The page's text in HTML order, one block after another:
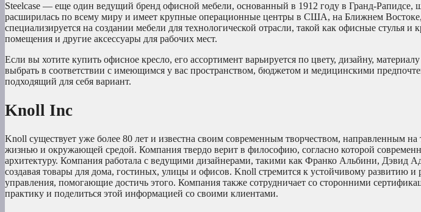
Steelcase — еще один ведущий бренд офисной мебели, основанный в 1912 году в Гранд-Рапидсе,
расширилась по всему миру и имеет крупные операционные центры в США, на Ближнем
специализируется на создании мебели для технологической отрасли, такой как офисные стулья и
помещения и другие аксессуары для рабочих мест.
Если вы хотите купить офисное кресло, его ассортимент варьируется по цвету, дизайну,
выбрать в соответствии с имеющимся у вас пространством, бюджетом и медицинскими
подходящий для себя вариант.
Knoll Inc
Knoll существует уже более 80 лет и известна своим современным творчеством, направленным
жизнью и окружающей средой. Компания твердо верит в философию, согласно которой
архитектуру. Компания работала с ведущими дизайнерами, такими как Франко Альбини,
создавая товары для дома, гостиных, улицы и офисов. Knoll стремится к устойчивому развитию и
управления, помогающие достичь этого. Компания также сотрудничает со сторонними
практику и поделиться этой информацией со своими клиентами.